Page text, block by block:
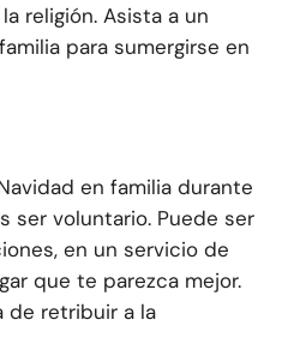
religión. Asista a un
para sumergirse en
en familia durante
ser voluntario. Puede ser
en un servicio de
que te parezca mejor.
de retribuir a la